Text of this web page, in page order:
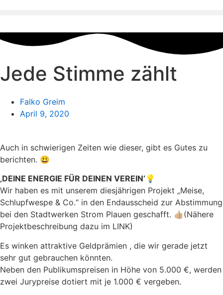
wechseln
Jede Stimme zählt
Falko Greim
April 9, 2020
Auch in schwierigen Zeiten wie dieser, gibt es Gutes zu
berichten. 😃
‚DEINE ENERGIE FÜR DEINEN VEREIN‘ 💡
Wir haben es mit unserem diesjährigen Projekt „Meise,
Schlupfwespe & Co.“ in den Endausscheid zur Abstimmung
bei den Stadtwerken Strom Plauen geschafft. 👍🏼(Nähere
Projektbeschreibung dazu im LINK)
Es winken attraktive Geldprämien , die wir gerade jetzt
sehr gut gebrauchen könnten.
Neben den Publikumspreisen in Höhe von 5.000 €, werden
zwei Jurypreise dotiert mit je 1.000 € vergeben.